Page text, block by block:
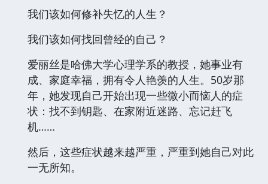
我们该如何修补失忆的人生？
我们该如何找回曾经的自己？
爱丽丝是哈佛大学心理学系的教授，她事业有
成、家庭幸福，拥有令人艳羡的人生。50岁那
年，她发现自己开始出现一些微小而恼人的症
状：找不到钥匙、在家附近迷路、忘记赶飞
机……
然后，这些症状越来越严重，严重到她自己对此
一无所知。